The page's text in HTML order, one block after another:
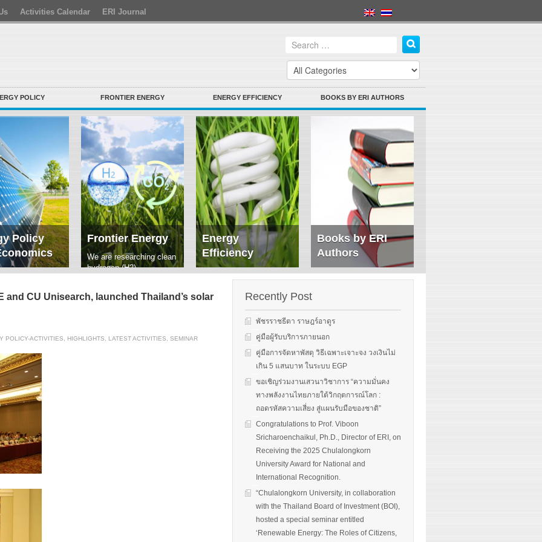
Activities Calendar ERI Journal
POLICY FRONTIER ENERGY ENERGY EFFICIENCY BOOKS BY ERI AUTHORS
Policy
on solar
solar PV
patent-
for …
Read More
Frontier Energy
We are researching clean
hydrogen (H2)
energy. We have also
Energy
Efficiency
We evaluate the
performance of energy-
efficient equipment and
programs and give advice
to governments on
Read More
Books by ERI
Authors
and CU Unisearch, launched Thailand’s solar
POLICY-ACTIVITIES HIGHLIGHTS LATEST ACTIVITIES SEMINAR
Recently Post
พัชรราชธีตา ราษฎร์อาดูร
คู่มือผู้รับบริการภายนอก
คู่มือการจัดหาพัสดุ วิธีเฉพาะเจาะจง วงเงินไม่
เกิน 5 แสนบาท ในระบบ EGP
ขอเชิญร่วมงานเสวนาวิชาการ “ความมั่นคง
ทางพลังงานไทยภายใต้วิกฤตการณ์โลก :
ถอดรหัสความเสี่ยง สู่แผนรับมือของชาติ”
Congratulations to Prof. Viboon
Sricharoenchaikul, Ph.D., Director of ERI, on
Receiving the 2025 Chulalongkorn
University Award for National and
International Recognition.
“Chulalongkorn University, in collaboration
with the Thailand Board of Investment (BOI),
hosted a special seminar entitled
‘Renewable Energy: The Roles of Citizens,